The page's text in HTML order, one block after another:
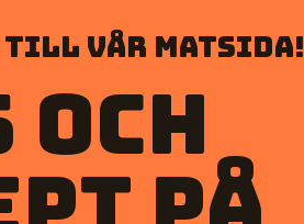
till vår matsida!
och